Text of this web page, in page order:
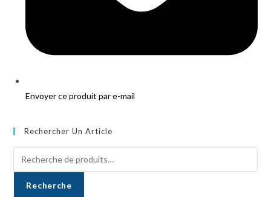
Envoyer ce produit par e-mail
Rechercher Un Article
Recherche